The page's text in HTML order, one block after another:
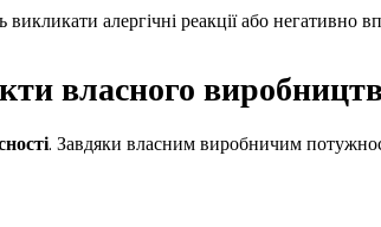
алергічні реакції або негативно
власного
. Завдяки власним виробничим